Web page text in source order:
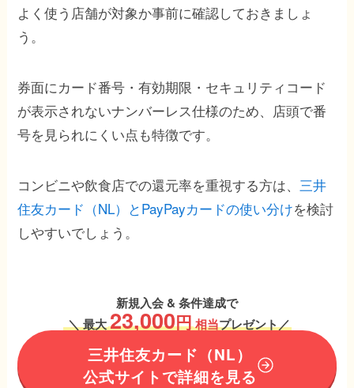
よく使う店舗が対象か事前に確認しておきましょ
う。
券面にカード番号・有効期限・セキュリティコード
が表示されないナンバーレス仕様のため、店頭で番
号を見られにくい点も特徴です。
コンビニや飲食店での還元率を重視する方は、 三井
住友カード（NL）とPayPayカードの使い分けを検討
しやすいでしょう。
新規入会 & 条件達成で
＼最大23,000円相当プレゼント／
三井住友カード（NL）
公式サイトで詳細を見る